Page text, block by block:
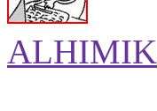
ALHIMIK